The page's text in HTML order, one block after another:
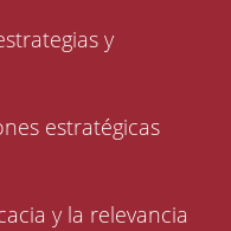
y
estratégicas
y la relevancia